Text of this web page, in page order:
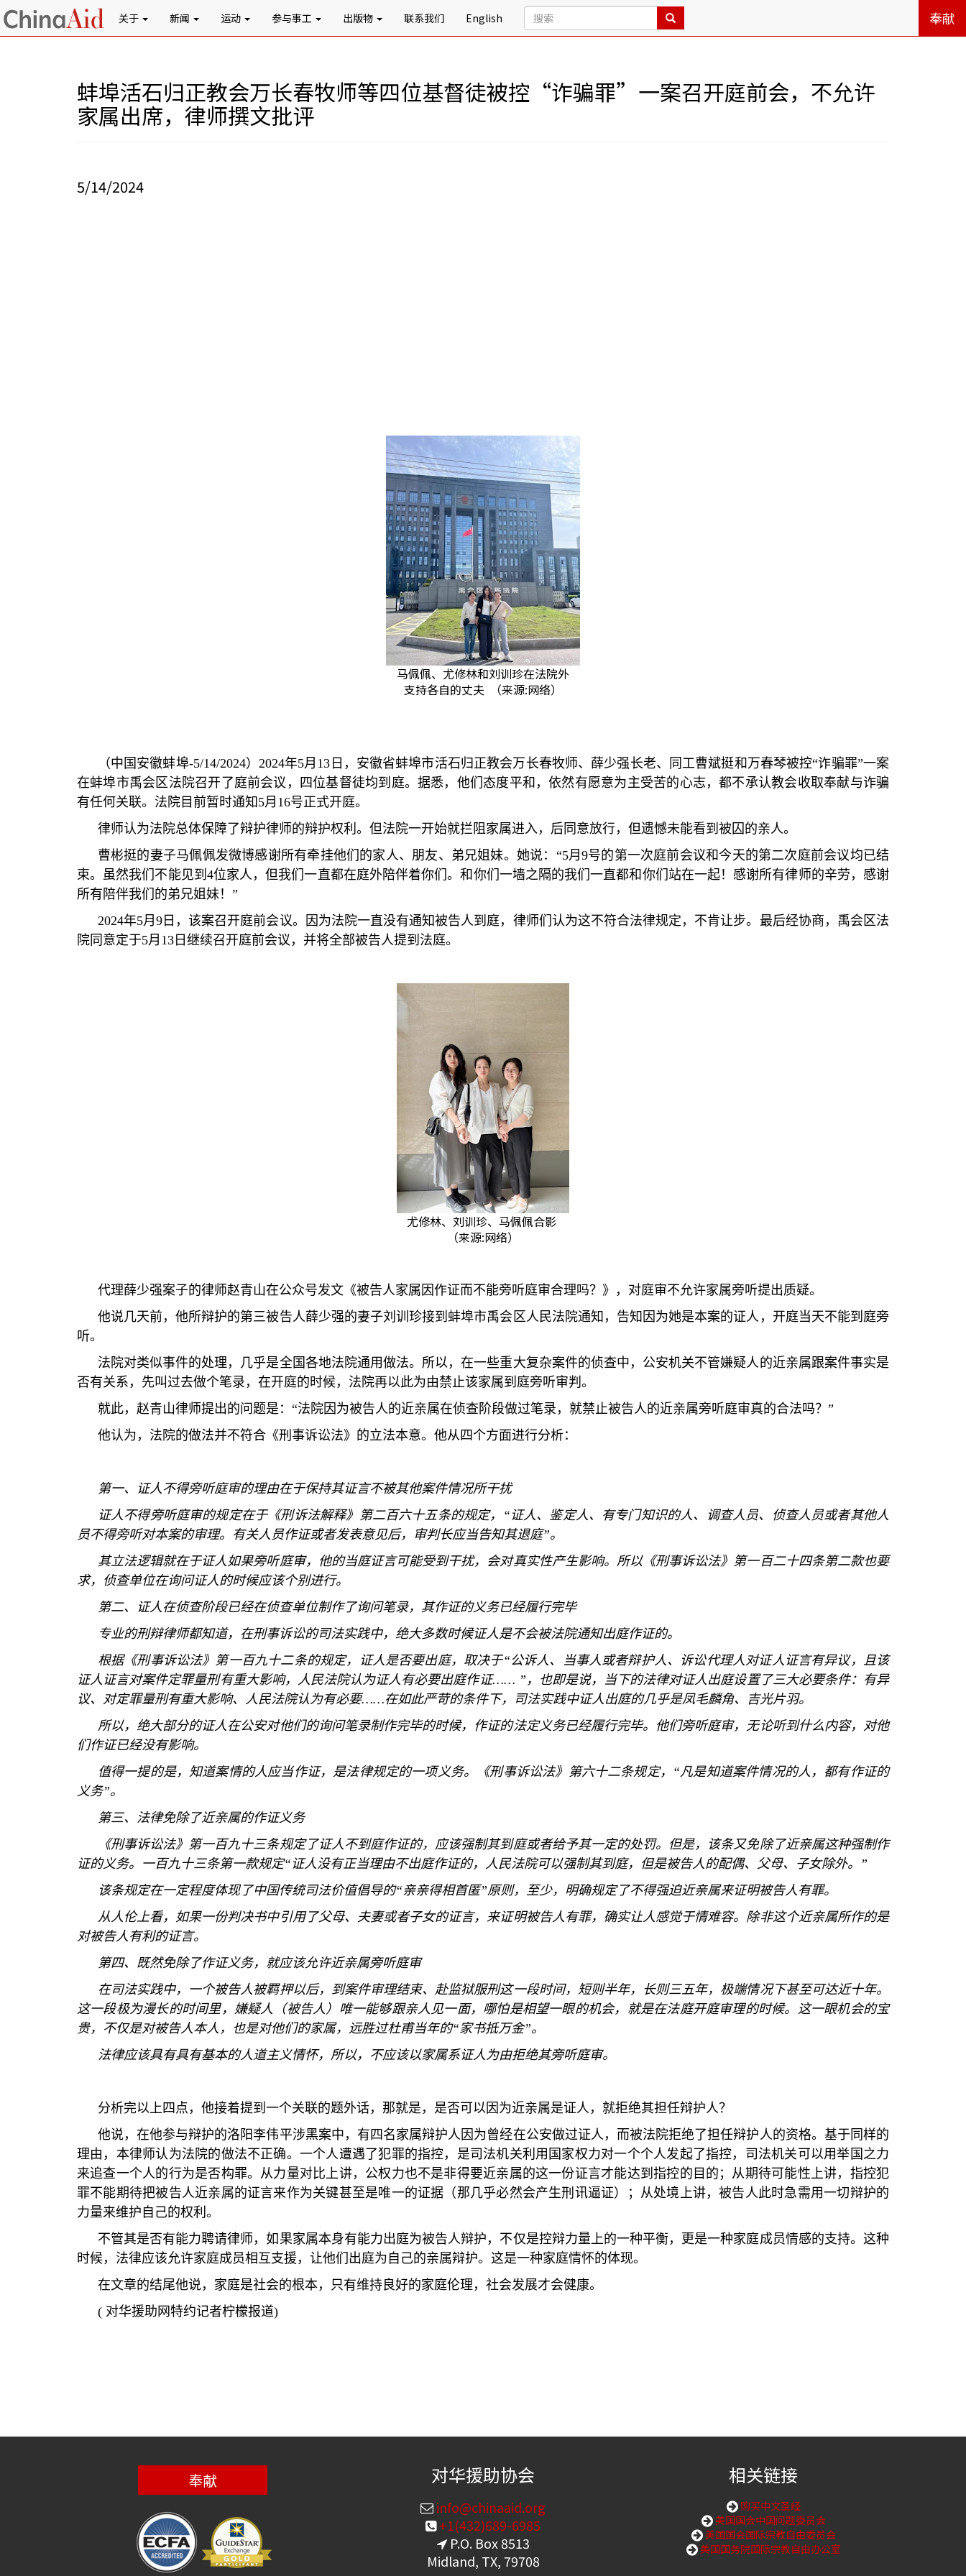
关于 新闻 运动 参与事工 出版物 联系我们 English 奉献
蚌埠活石归正教会万长春牧师等四位基督徒被控“诈骗罪”一案召开庭前会，不允许
家属出席，律师撰文批评
5/14/2024
马佩佩、尤修林和刘训珍在法院外
支持各自的丈夫 （来源:网络）
（中国安徽蚌埠-5/14/2024） 2024年5月 13 日，安徽省蚌埠市活石归正教会万长春牧师、薛少强长老、同工曹斌挺和万春琴被控“诈骗罪”一案
在蚌埠市禹会区法院召开了庭前会议，四位基督徒均到庭。据悉，他们态度平和，依然有愿意为主受苦的心志，都不承认教会收取奉献与诈骗
有任何关联。法院目前暂时通知 5月 16号正式开庭。
律师认为法院总体保障了辩护律师的辩护权利。但法院一开始就拦阻家属进入，后同意放行，但遗憾未能看到被囚的亲人。
曹彬挺的妻子马佩佩发微博感谢所有牵挂他们的家人、朋友、弟兄姐妹。她说： “5月 9号的第一次庭前会议和今天的第二次庭前会议均已结
束。虽然我们不能见到 4位家人，但我们一直都在庭外陪伴着你们。和你们一墙之隔的我们一直都和你们站在一起！感谢所有律师的辛劳，感谢
所有陪伴我们的弟兄姐妹！ ”
2024年5月9 日，该案召开庭前会议。因为法院一直没有通知被告人到庭，律师们认为这不符合法律规定，不肯让步。最后经协商，禹会区法
院同意定于5月 13 日继续召开庭前会议，并将全部被告人提到法庭。
尤修林、刘训珍、马佩佩合影
（来源:网络）
代理薛少强案子的律师赵青山在公众号发文《被告人家属因作证而不能旁听庭审合理吗？》，对庭审不允许家属旁听提出质疑。
他说几天前，他所辩护的第三被告人薛少强的妻子刘训珍接到蚌埠市禹会区人民法院通知，告知因为她是本案的证人，开庭当天不能到庭旁
听。
法院对类似事件的处理，几乎是全国各地法院通用做法。所以，在一些重大复杂案件的侦查中，公安机关不管嫌疑人的近亲属跟案件事实是
否有关系，先叫过去做个笔录，在开庭的时候，法院再以此为由禁止该家属到庭旁听审判。
就此，赵青山律师提出的问题是： “法院因为被告人的近亲属在侦查阶段做过笔录，就禁止被告人的近亲属旁听庭审真的合法吗？ ”
他认为，法院的做法并不符合《刑事诉讼法》的立法本意。他从四个方面进行分析：
第一、证人不得旁听庭审的理由在于保持其证言不被其他案件情况所干扰
证人不得旁听庭审的规定在于《刑诉法解释》第二百六十五条的规定，
“证人、鉴定人、有专门知识的人、调查人员、侦查人员或者其他人
员不得旁听对本案的审理。有关人员作证或者发表意见后，审判长应当告知其退庭”。
其立法逻辑就在于证人如果旁听庭审，他的当庭证言可能受到干扰，会对真实性产生影响。所以《刑事诉讼法》第一百二十四条第二款也要
求，侦查单位在询问证人的时候应该个别进行。
第二、证人在侦查阶段已经在侦查单位制作了询问笔录，其作证的义务已经履行完毕
专业的刑辩律师都知道，在刑事诉讼的司法实践中，绝大多数时候证人是不会被法院通知出庭作证的。
根据《刑事诉讼法》第一百九十二条的规定，证人是否要出庭，取决于“公诉人、当事人或者辩护人、诉讼代理人对证人证言有异议，且该
证人证言对案件定罪量刑有重大影响，人民法院认为证人有必要出庭作证…… ” ，也即是说，当下的法律对证人出庭设置了三大必要条件：有异
议、对定罪量刑有重大影响、人民法院认为有必要……在如此严苛的条件下，司法实践中证人出庭的几乎是凤毛麟角、吉光片羽。
所以，绝大部分的证人在公安对他们的询问笔录制作完毕的时候，作证的法定义务已经履行完毕。他们旁听庭审，无论听到什么内容，对他
们作证已经没有影响。
值得一提的是，知道案情的人应当作证，是法律规定的一项义务。《刑事诉讼法》第六十二条规定， “凡是知道案件情况的人，都有作证的
义务”。
第三、法律免除了近亲属的作证义务
《刑事诉讼法》第一百九十三条规定了证人不到庭作证的，应该强制其到庭或者给予其一定的处罚。但是，该条又免除了近亲属这种强制作
证的义务。一百九十三条第一款规定“证人没有正当理由不出庭作证的，人民法院可以强制其到庭，但是被告人的配偶、父母、子女除外。 ”
该条规定在一定程度体现了中国传统司法价值倡导的“亲亲得相首匿”原则，至少，明确规定了不得强迫近亲属来证明被告人有罪。
从人伦上看，如果一份判决书中引用了父母、夫妻或者子女的证言，来证明被告人有罪，确实让人感觉于情难容。除非这个近亲属所作的是
对被告人有利的证言。
第四、既然免除了作证义务，就应该允许近亲属旁听庭审
在司法实践中，一个被告人被羁押以后，到案件审理结束、赴监狱服刑这一段时间，短则半年，长则三五年，极端情况下甚至可达近十年。
这一段极为漫长的时间里，嫌疑人（被告人）唯一能够跟亲人见一面，哪怕是相望一眼的机会，就是在法庭开庭审理的时候。这一眼机会的宝
贵，不仅是对被告人本人，也是对他们的家属，远胜过杜甫当年的“家书抵万金”。
法律应该具有具有基本的人道主义情怀，所以，不应该以家属系证人为由拒绝其旁听庭审。
分析完以上四点，他接着提到一个关联的题外话，那就是，是否可以因为近亲属是证人，就拒绝其担任辩护人？
他说，在他参与辩护的洛阳李伟平涉黑案中，有四名家属辩护人因为曾经在公安做过证人，而被法院拒绝了担任辩护人的资格。基于同样的
理由，本律师认为法院的做法不正确。一个人遭遇了犯罪的指控，是司法机关利用国家权力对一个个人发起了指控，司法机关可以用举国之力
来追查一个人的行为是否构罪。从力量对比上讲，公权力也不是非得要近亲属的这一份证言才能达到指控的目的；从期待可能性上讲，指控犯
罪不能期待把被告人近亲属的证言来作为关键甚至是唯一的证据（那几乎必然会产生刑讯逼证）；从处境上讲，被告人此时急需用一切辩护的
力量来维护自己的权利。
不管其是否有能力聘请律师，如果家属本身有能力出庭为被告人辩护，不仅是控辩力量上的一种平衡，更是一种家庭成员情感的支持。这种
时候，法律应该允许家庭成员相互支援，让他们出庭为自己的亲属辩护。这是一种家庭情怀的体现。
在文章的结尾他说，家庭是社会的根本，只有维持良好的家庭伦理，社会发展才会健康。
( 对华援助网特约记者柠檬报道)
奉献 对华援助协会
info@chinaaid.org
+1(432)689-6985
P.O. Box 8513
Midland, TX, 79708
相关链接
购买中文圣经
美国国会中国问题委员会
美国国会国际宗教自由委员会
美国国务院国际宗教自由办公室